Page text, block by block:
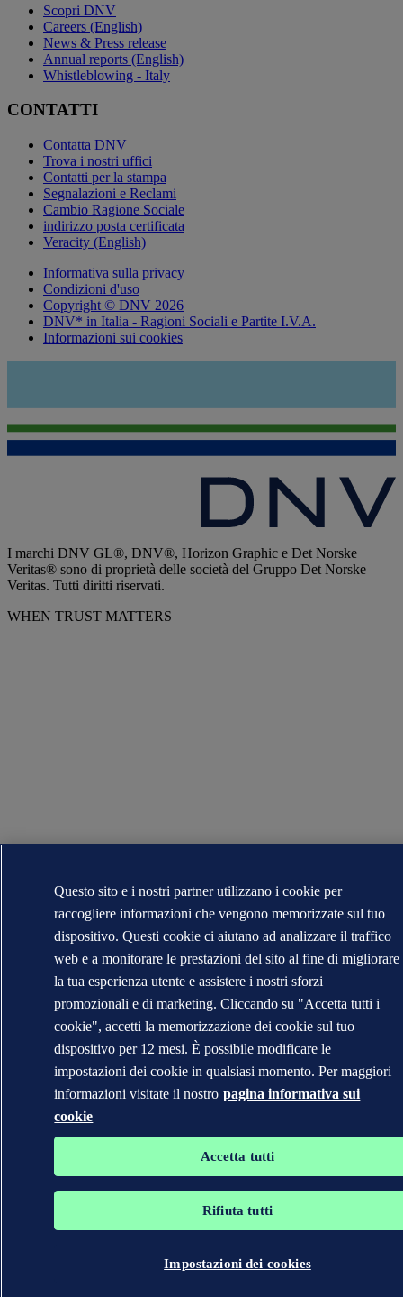
Scopri DNV
Careers (English)
News & Press release
Annual reports (English)
Whistleblowing - Italy
CONTATTI
Contatta DNV
Trova i nostri uffici
Contatti per la stampa
Segnalazioni e Reclami
Cambio Ragione Sociale
indirizzo posta certificata
Veracity (English)
Informativa sulla privacy
Condizioni d'uso
Copyright © DNV 2026
DNV* in Italia - Ragioni Sociali e Partite I.V.A.
Informazioni sui cookies
I marchi DNV GL®, DNV®, Horizon Graphic e Det Norske
Veritas® sono di proprietà delle società del Gruppo Det Norske
Veritas. Tutti diritti riservati.
WHEN TRUST MATTERS
Questo sito e i nostri partner utilizzano i cookie per
raccogliere informazioni che vengono memorizzate sul tuo
dispositivo. Questi cookie ci aiutano ad analizzare il traffico
web e a monitorare le prestazioni del sito al fine di migliorare
la tua esperienza utente e assistere i nostri sforzi
promozionali e di marketing. Cliccando su "Accetta tutti i
cookie", accetti la memorizzazione dei cookie sul tuo
dispositivo per 12 mesi. È possibile modificare le
impostazioni dei cookie in qualsiasi momento. Per maggiori
informazioni visitate il nostro pagina informativa sui
cookie
Accetta tutti
Rifiuta tutti
Impostazioni dei cookies